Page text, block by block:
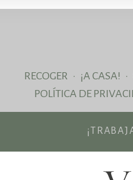
RECOGER · ¡A CASA! ·
POLÍTICA DE